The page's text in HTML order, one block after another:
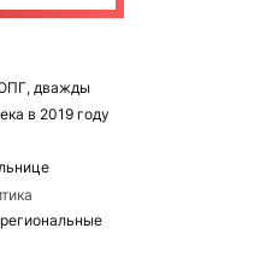
дважды
в 2019 году